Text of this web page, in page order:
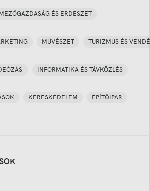
MEZŐGAZDASÁG ÉS ERDÉSZET
MŰVÉSZET TURIZMUS ÉS
INFORMATIKA ÉS TÁVKÖZLÉS
KERESKEDELEM ÉPÍTŐIPAR